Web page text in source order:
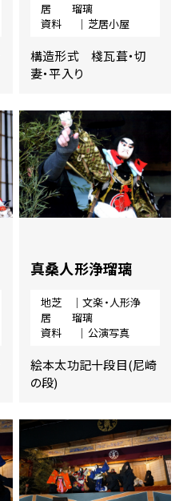
居
瑠璃
資料
｜芝居小屋
構造形式 棧瓦葺・切
妻・平入り
真桑人形浄瑠璃
地芝
居
｜文楽・人形浄
瑠璃
資料
｜公演写真
絵本太功記十段目(尼崎
の段)